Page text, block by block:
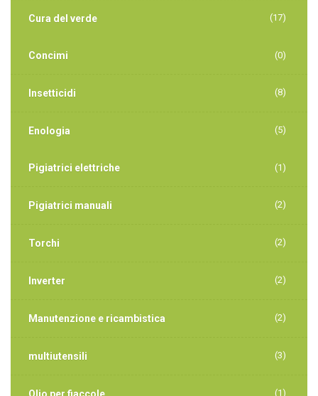
Cura del verde (17)
Concimi (0)
Insetticidi (8)
Enologia (5)
Pigiatrici elettriche (1)
Pigiatrici manuali (2)
Torchi (2)
Inverter (2)
Manutenzione e ricambistica (2)
multiutensili (3)
(1)